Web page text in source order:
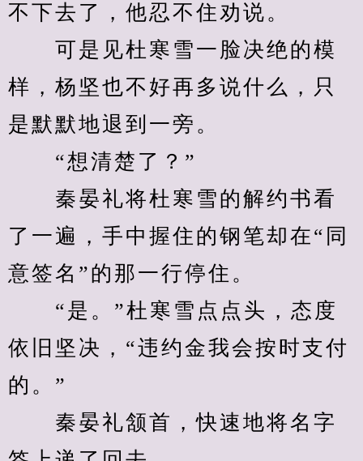
不下去了，他忍不住劝说。
可是见杜寒雪一脸决绝的模
样，杨坚也不好再多说什么，只
是默默地退到一旁。
“想清楚了？”
秦晏礼将杜寒雪的解约书看
了一遍，手中握住的钢笔却在“同
意签名”的那一行停住。
“是。”杜寒雪点点头，态度
依旧坚决，“违约金我会按时支付
的。”
秦晏礼颔首，快速地将名字